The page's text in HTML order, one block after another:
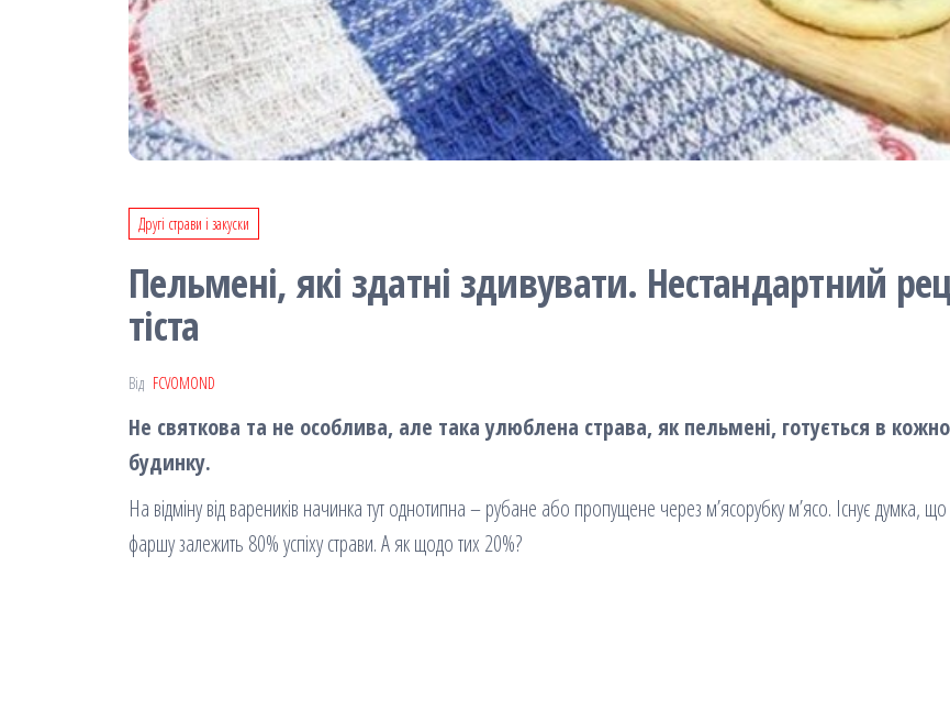
Другі страви і закуски
Пельмені, які здатні здивувати. Нестандартний
тіста
Від FCVOMOND
Не святкова та не особлива, але така улюблена страва, як пельмені, готується в
будинку.
На відміну від вареників начинка тут однотипна – рубане або пропущене через м’ясорубку м’ясо. Існує думка,
фаршу залежить 80% успіху страви. А як щодо тих 20%?